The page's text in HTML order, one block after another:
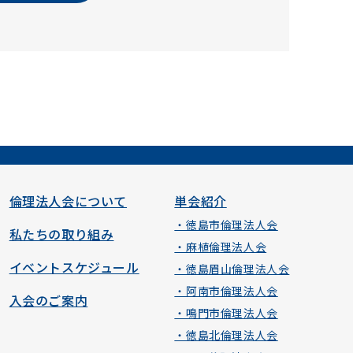
倫理法人会について
私たちの取り組み
イベントスケジュール
入会のご案内
単会紹介
・徳島市倫理法人会
・麻植倫理法人会
・徳島眉山倫理法人会
・阿南市倫理法人会
・鳴門市倫理法人会
・徳島北倫理法人会